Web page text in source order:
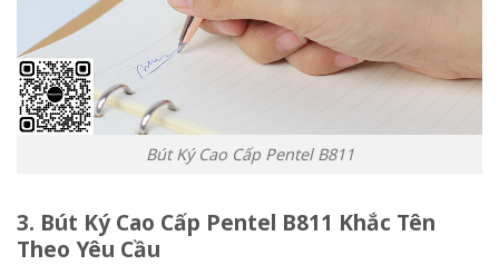
Bút Ký Cao Cấp Pentel B811
3. Bút Ký Cao Cấp Pentel B811 Khắc Tên
Theo Yêu Cầu